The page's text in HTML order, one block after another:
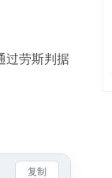
过劳斯判据
复制